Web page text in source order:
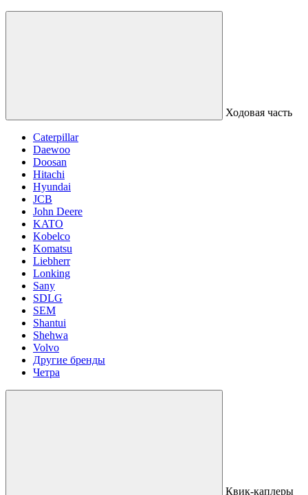
Ходовая часть
Caterpillar
Daewoo
Doosan
Hitachi
Hyundai
JCB
John Deere
KATO
Kobelco
Komatsu
Liebherr
Lonking
Sany
SDLG
SEM
Shantui
Shehwa
Volvo
Другие бренды
Четра
Квик-каплеры